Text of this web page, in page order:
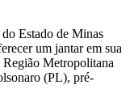
Estado de Minas
um jantar em sua
Metropolitana
(PL), pré-